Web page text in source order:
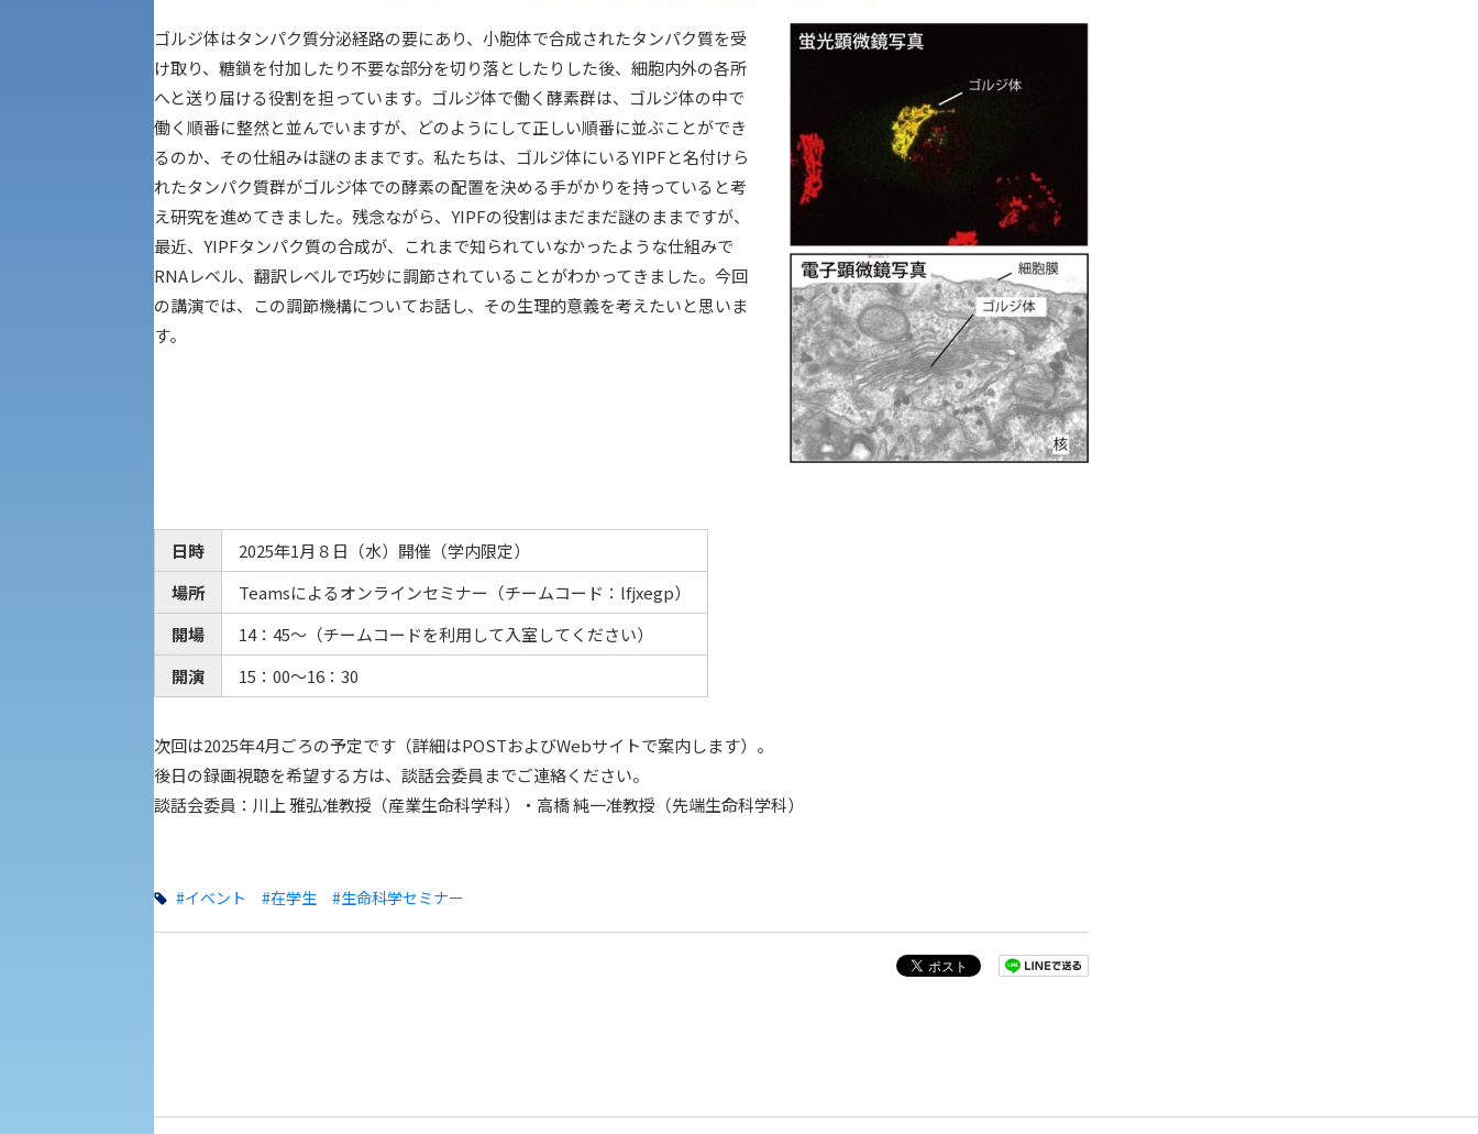
一般選抜入試［中期日程］
共通テスト利用入試[前期][後期]
専門学科等対象公募推薦入試
入学試験要項・出願書類
外国人留学生の入学
キャンパス・施設の見学について
障害学生教育支援センター
社会安全・警察学研究所
生態系サービス研究センター
京都産業大学 × SDGs
ゴルジ体はタンパク質分泌経路の要にあり、小胞体で合成されたタンパク質を受
け取り、糖鎖を付加したり不要な部分を切り落としたりした後、細胞内外の各所
へと送り届ける役割を担っています。ゴルジ体で働く酵素群は、ゴルジ体の中で
働く順番に整然と並んでいますが、どのようにして正しい順番に並ぶことができ
るのか、その仕組みは謎のままです。私たちは、ゴルジ体にいるYIPFと名付けら
れたタンパク質群がゴルジ体での酵素の配置を決める手がかりを持っていると考
え研究を進めてきました。残念ながら、YIPFの役割はまだまだ謎のままですが、
最近、YIPFタンパク質の合成が、これまで知られていなかったような仕組みで
RNAレベル、翻訳レベルで巧妙に調節されていることがわかってきました。今回
の講演では、この調節機構についてお話し、その生理的意義を考えたいと思いま
す。
日時
2025年1月８日（水）開催（学内限定）
場所
Teamsによるオンラインセミナー（チームコード：lfjxegp）
開場
14：45～（チームコードを利用して入室してください）
開演
15：00～16：30
次回は2025年4月ごろの予定です（詳細はPOSTおよびWebサイトで案内します）。
後日の録画視聴を希望する方は、談話会委員までご連絡ください。
談話会委員：川上 雅弘准教授（産業生命科学科）・高橋 純一准教授（先端生命科学科）
#イベント #在学生 #生命科学セミナー